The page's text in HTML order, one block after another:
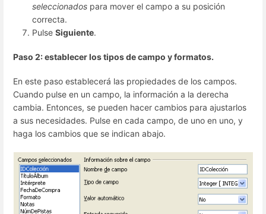
seleccionados para mover el campo a su posición
correcta.
Pulse Siguiente.
Paso 2: establecer los tipos de campo y formatos.
En este paso establecerá las propiedades de los campos.
Cuando pulse en un campo, la información a la derecha
cambia. Entonces, se pueden hacer cambios para ajustarlos
a sus necesidades. Pulse en cada campo, de uno en uno, y
haga los cambios que se indican abajo.